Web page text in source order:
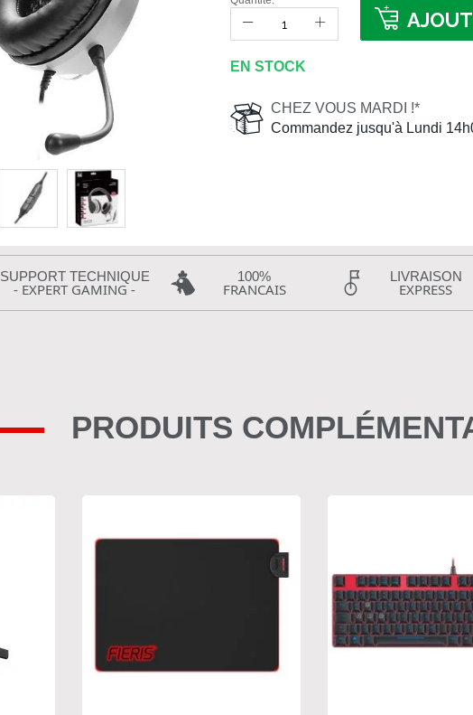
EN STOCK
CHEZ VOUS MARDI !*
Commandez jusqu'à Lundi
SUPPORT TECHNIQUE
- EXPERT GAMING -
100%
FRANCAIS
LIVRAISON
EXPRESS
PRODUITS